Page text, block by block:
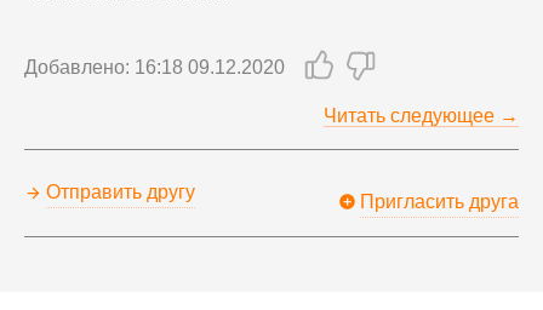
Добавлено: 16:18 09.12.2020
Читать следующее →
Отправить другу Пригласить друга